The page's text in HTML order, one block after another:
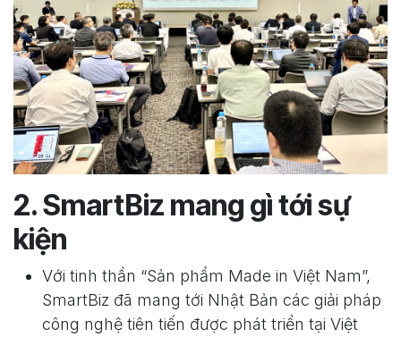
2. SmartBiz mang gì tới sự
kiện
Với tinh thần “Sản phẩm Made in Việt Nam”,
SmartBiz đã mang tới Nhật Bản các giải pháp
công nghệ tiên tiến được phát triển tại Việt